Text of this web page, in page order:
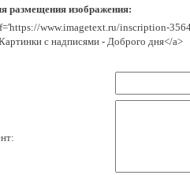
размещения изображения:
www.imagetext.ru/inscription-
с надписями - Доброго дня</a>